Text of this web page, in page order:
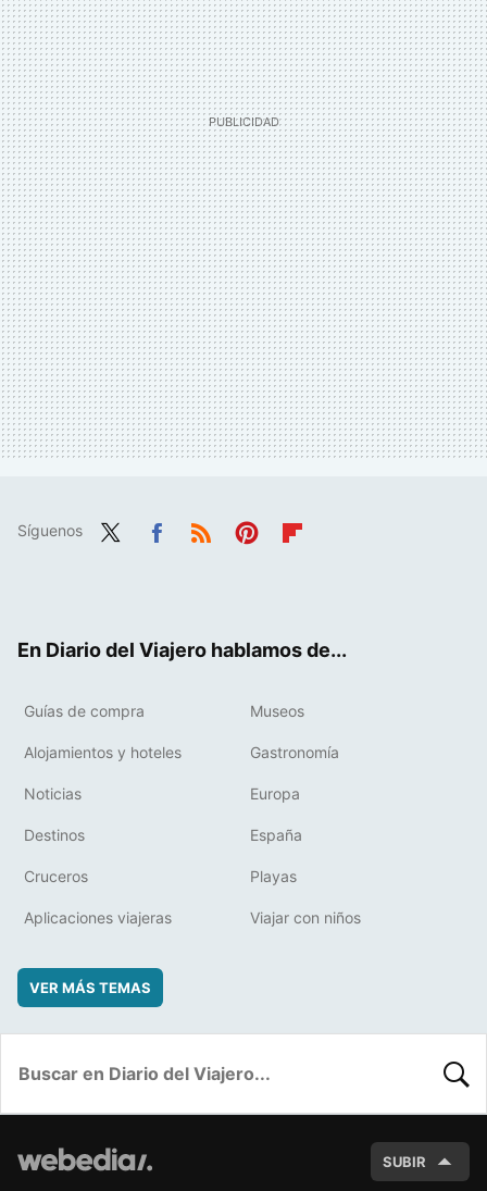
Síguenos
En Diario del Viajero hablamos de...
Guías de compra Museos
Alojamientos y hoteles Gastronomía
Noticias Europa
Destinos España
Cruceros Playas
Aplicaciones viajeras Viajar con niños
VER MÁS TEMAS
SUBIR